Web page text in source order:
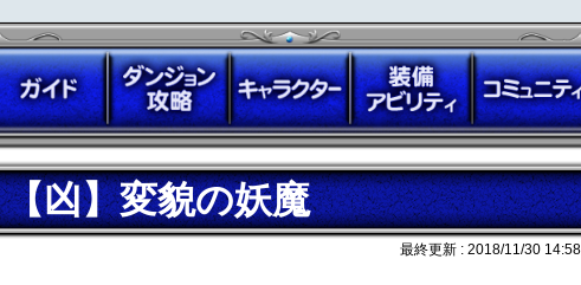
【凶】変貌の妖魔
最終更新 : 2018/11/30 14:58